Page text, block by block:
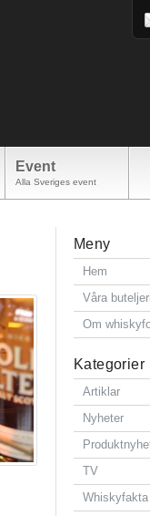
Event
Alla Sveriges event
Meny
Hem
Våra
Om
Kategorier
Artiklar
Nyheter
TV
Whiskyfakta